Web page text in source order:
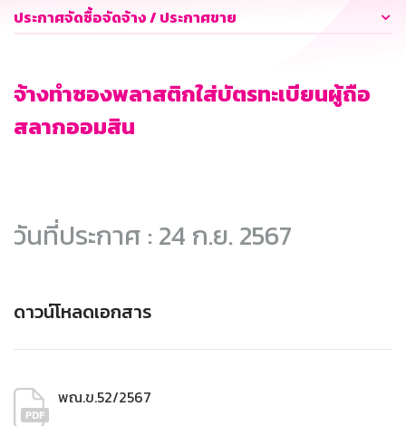
ประกาศจัดซื้อจัดจ้าง / ประกาศขาย
จ้างทำซองพลาสติกใส่บัตรทะเบียนผู้ถือ
สลากออมสิน
วันที่ประกาศ : 24 ก.ย. 2567
ดาวน์โหลดเอกสาร
พณ.ข.52/2567